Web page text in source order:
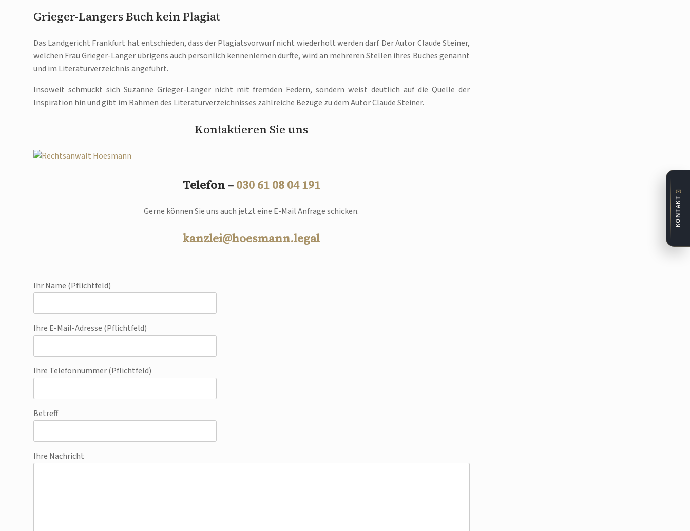
Grieger-Langers Buch kein Plagiat
Das Landgericht Frankfurt hat entschieden, dass der Plagiatsvorwurf nicht wiederholt werden darf. Der Autor Claude Steiner,
welchen Frau Grieger-Langer übrigens auch persönlich kennenlernen durfte, wird an mehreren Stellen ihres Buches genannt
und im Literaturverzeichnis angeführt.
Insoweit schmückt sich Suzanne Grieger-Langer nicht mit fremden Federn, sondern weist deutlich auf die Quelle der
Inspiration hin und gibt im Rahmen des Literaturverzeichnisses zahlreiche Bezüge zu dem Autor Claude Steiner.
Kontaktieren Sie uns
Telefon – 030 61 08 04 191
Gerne können Sie uns auch jetzt eine E-Mail Anfrage schicken.
kanzlei@hoesmann.legal
Ihr Name (Pflichtfeld)
Ihre E-Mail-Adresse (Pflichtfeld)
Ihre Telefonnummer (Pflichtfeld)
Betreff
Ihre Nachricht
✉
KONTAKT